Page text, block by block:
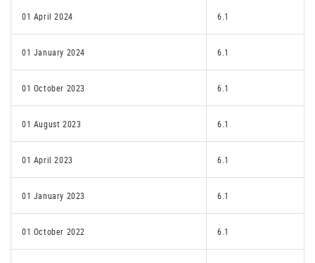
01 April 2024 6.1
01 January 2024 6.1
01 October 2023 6.1
01 August 2023 6.1
01 April 2023 6.1
01 January 2023 6.1
01 October 2022 6.1